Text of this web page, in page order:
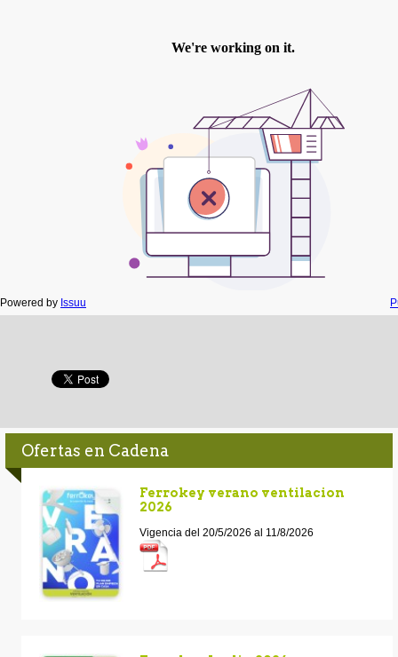
Powered by Issuu
Ofertas en Cadena
Ferrokey verano ventilacion
2026
Vigencia del 20/5/2026 al 11/8/2026